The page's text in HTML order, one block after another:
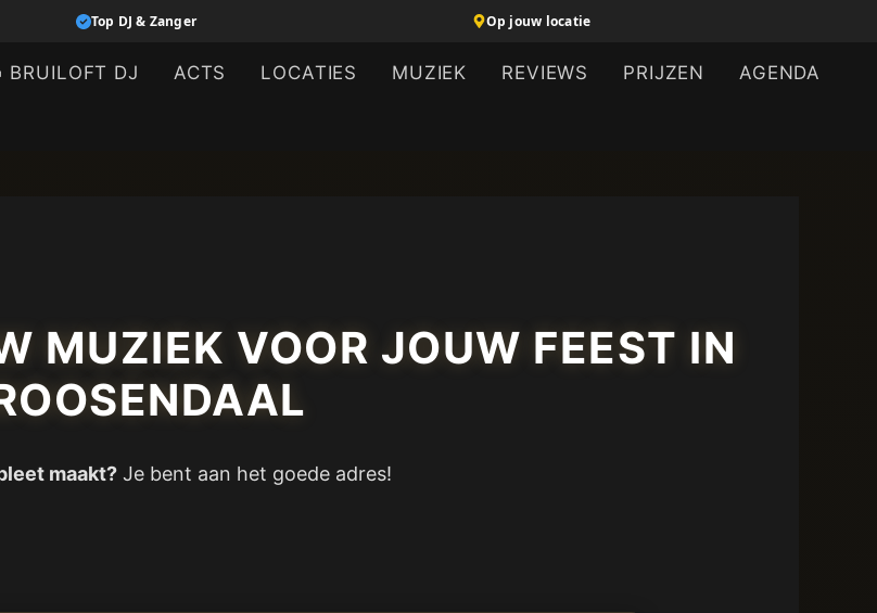
Top DJ & Zanger Op jouw locatie
BRUILOFT DJ ACTS LOCATIES MUZIEK REVIEWS PRIJZEN AGENDA
MUZIEK VOOR JOUW FEEST IN
maakt? Je bent aan het goede adres!